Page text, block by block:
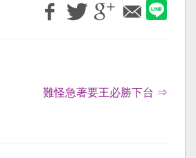
難怪急著要王必勝下台 ⇒